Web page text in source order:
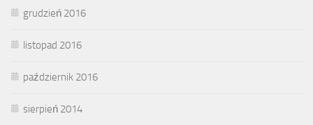
grudzień 2016
listopad 2016
październik 2016
sierpień 2014